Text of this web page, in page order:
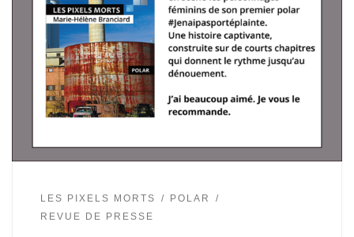
LES PIXELS MORTS
POLAR
REVUE DE PRESSE